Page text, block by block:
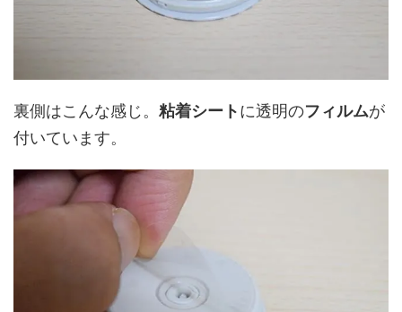
裏側はこんな感じ。 粘着シートに透明のフィルムが
付いています。